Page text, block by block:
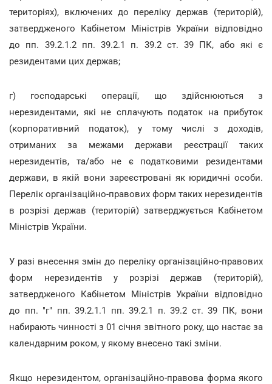
територіях), включених до переліку держав (територій),
затвердженого Кабінетом Міністрів України відповідно
до пп. 39.2.1.2 пп. 39.2.1 п. 39.2 ст. 39 ПК, або які є
резидентами цих держав;
г) господарські операції, що здійснюються з
нерезидентами, які не сплачують податок на прибуток
(корпоративний податок), у тому числі з доходів,
отриманих за межами держави реєстрації таких
нерезидентів, та/або не є податковими резидентами
держави, в якій вони зареєстровані як юридичні особи.
Перелік організаційно-правових форм таких нерезидентів
в розрізі держав (територій) затверджується Кабінетом
Міністрів України.
У разі внесення змін до переліку організаційно-правових
форм нерезидентів у розрізі держав (територій),
затвердженого Кабінетом Міністрів України відповідно
до пп. "г" пп. 39.2.1.1 пп. 39.2.1 п. 39.2 ст. 39 ПК, вони
набирають чинності з 01 січня звітного року, що настає за
календарним роком, у якому внесено такі зміни.
Якщо нерезидентом, організаційно-правова форма якого